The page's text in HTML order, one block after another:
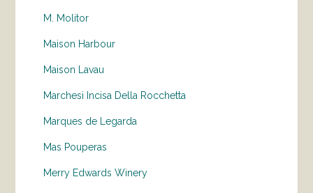
M. Molitor
Maison Harbour
Maison Lavau
Marchesi Incisa Della Rocchetta
Marques de Legarda
Mas Pouperas
Merry Edwards Winery